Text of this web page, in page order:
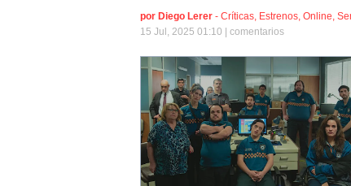
por Diego Lerer - Críticas, Estrenos, Online,
15 Jul, 2025 01:10 | comentarios